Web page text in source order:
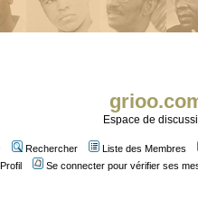
Espace de
Rechercher Liste des Membres
Profil
Se connecter pour vérifier ses